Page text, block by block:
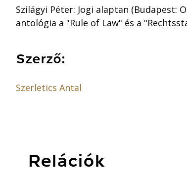
Szilágyi Péter: Jogi alaptan (Budapest:
antológia a "Rule of Law" és a
Szerző:
Szerletics Antal
Relációk